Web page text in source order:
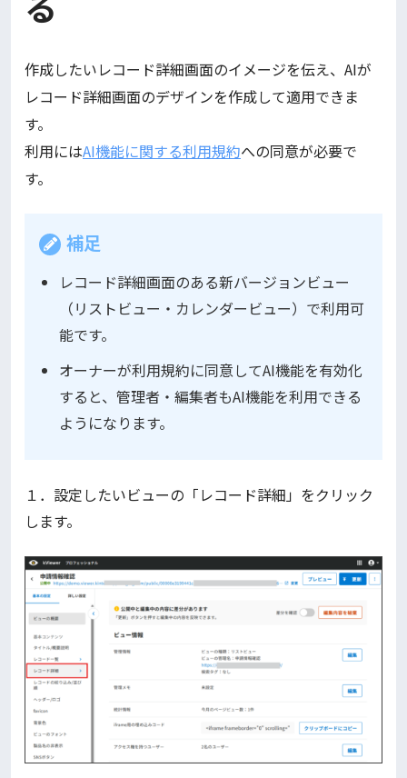
作成したいレコード詳細画面のイメージを伝え、AIが
レコード詳細画面のデザインを作成して適用できま
す。
利用にはAI機能に関する利用規約への同意が必要で
す。
補足
レコード詳細画面のある新バージョンビュー
（リストビュー・カレンダービュー）で利用可
能です。
オーナーが利用規約に同意してAI機能を有効化
すると、管理者・編集者もAI機能を利用できる
ようになります。
１．設定したいビューの「レコード詳細」をクリック
します。